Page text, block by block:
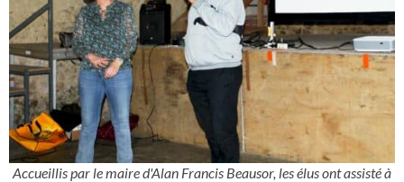
Accueillis par le maire d'Alan Francis Beausor, les élus ont assisté à